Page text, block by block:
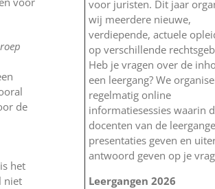
de
het
niet
voor juristen. Dit jaar
wij meerdere nieuwe,
verdiepende, actuele
op verschillende
Heb je vragen over de
een leergang? We
regelmatig online
informatiesessies waarin
docenten van de
presentaties geven en
antwoord geven op je
Leergangen 2026